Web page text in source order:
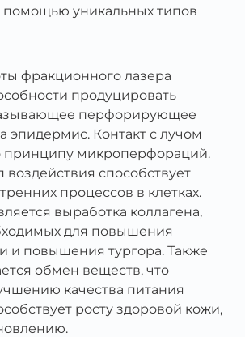
помощью уникальных типов
фракционного лазера
продуцировать
перфорирующее
эпидермис. Контакт с лучом
принципу микроперфораций.
способствует
процессов в клетках.
выработка коллагена,
для повышения
и повышения тургора. Также
обмен веществ, что
качества питания
росту здоровой кожи,